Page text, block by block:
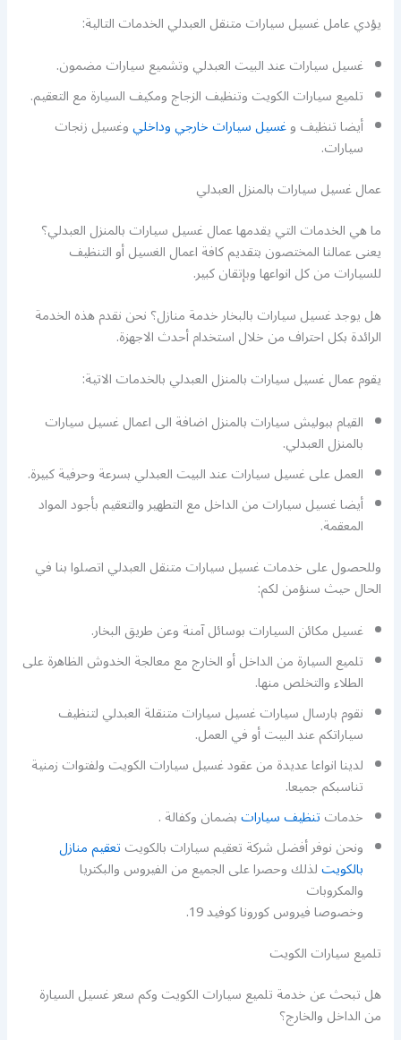
يؤدي عامل غسيل سيارات متنقل العبدلي الخدمات التالية:
غسيل سيارات عند البيت العبدلي وتشميع سيارات مضمون.
تلميع سيارات الكويت وتنظيف الزجاج ومكيف السيارة مع التعقيم.
أيضا تنظيف وغسيل سيارات خارجي وداخليوغسيل زنجات
سيارات.
عمال غسيل سيارات بالمنزل العبدلي
ما هي الخدمات التي يقدمها عمال غسيل سيارات بالمنزل العبدلي؟
يعنى عمالنا المختصون بتقديم كافة اعمال الغسيل أو التنظيف
للسيارات من كل انواعها وبإتقان كبير.
هل يوجد غسيل سيارات بالبخار خدمة منازل؟ نحن نقدم هذه الخدمة
الرائدة بكل احتراف من خلال استخدام أحدث الاجهزة.
يقوم عمال غسيل سيارات بالمنزل العبدلي بالخدمات الاتية:
القيام ببوليش سيارات بالمنزل اضافة الى اعمال غسيل سيارات
بالمنزل العبدلي.
العمل على غسيل سيارات عند البيت العبدلي بسرعة وحرفية كبيرة.
أيضا غسيل سيارات من الداخل مع التطهير والتعقيم بأجود المواد
المعقمة.
وللحصول على خدمات غسيل سيارات متنقل العبدلي اتصلوا بنا في
الحال حيث سنؤمن لكم:
غسيل مكائن السيارات بوسائل آمنة وعن طريق البخار.
تلميع السيارة من الداخل أو الخارج مع معالجة الخدوش الظاهرة على
الطلاء والتخلص منها.
نقوم بارسال سيارات غسيل سيارات متنقلة العبدلي لتنظيف
سياراتكم عند البيت أو في العمل.
لدينا انواعا عديدة من عقود غسيل سيارات الكويت ولفتوات زمنية
تناسبكم جميعا.
خدماتتنظيف سياراتبضمان وكفالة .
ونحن نوفر أفضل شركة تعقيم سيارات بالكويتتعقيم منازل
بالكويتلذلك وحصرا على الجميع من الفيروس والبكتريا
والمكروبات
وخصوصا فيروس كورونا كوفيد 19.
تلميع سيارات الكويت
هل تبحث عن خدمة تلميع سيارات الكويت وكم سعر غسيل السيارة
من الداخل والخارج؟